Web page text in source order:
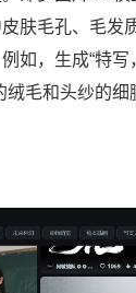
肤毛孔、毛发
如，生成“特
绒毛和头纱的